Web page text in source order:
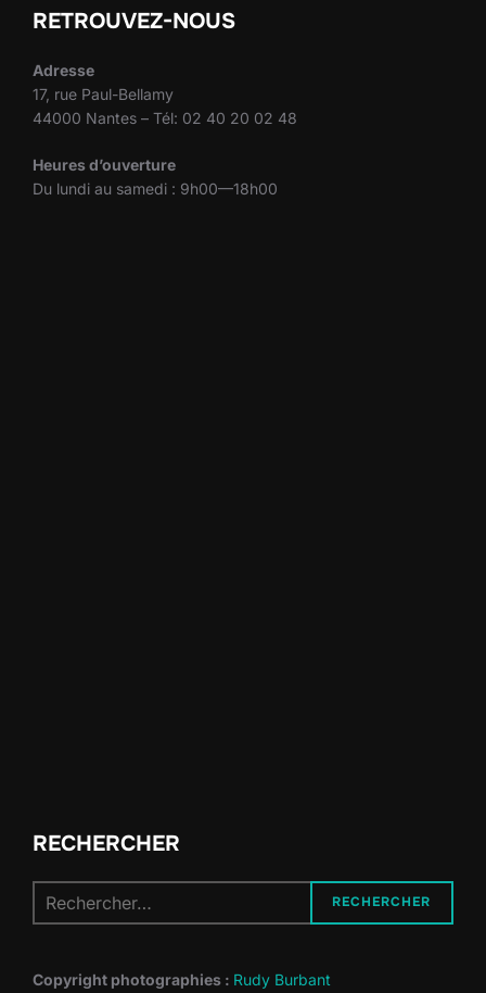
RETROUVEZ-NOUS
Adresse
17, rue Paul-Bellamy
44000 Nantes – Tél: 02 40 20 02 48
Heures d’ouverture
Du lundi au samedi : 9h00—18h00
RECHERCHER
pour :
RECHERCHER
Copyright photographies : Rudy Burbant